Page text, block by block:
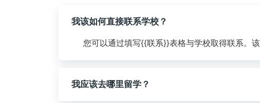
我该如何直接联系学校？
您可以通过填写{{联系}}表格与学校取得联系。
我应该去哪里留学？